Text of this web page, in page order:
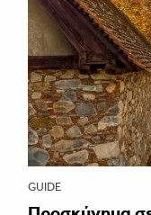
GUIDE